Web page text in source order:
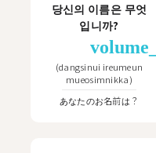
당신의 이름은 무엇
입니까?
(dangsinui ireumeun
mueosimnikka)
あなたのお名前は？